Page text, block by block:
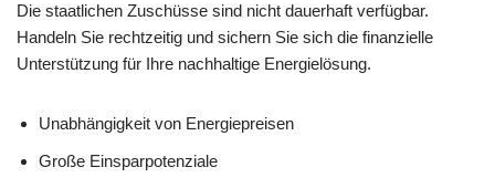
Die staatlichen Zuschüsse sind nicht dauerhaft verfügbar.
Handeln Sie rechtzeitig und sichern Sie sich die finanzielle
Unterstützung für Ihre nachhaltige Energielösung.
Unabhängigkeit von Energiepreisen
Große Einsparpotenziale